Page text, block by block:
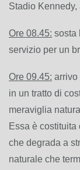
Stadio
Ore 08.45: sosta
servizio per un
Ore 09.45: arrivo
in un tratto di
meraviglia
Essa è
che degrada a
naturale che